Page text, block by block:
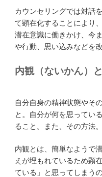
カウンセリングでは対話
て顕在化することにより、
潜在意識に働きかけ、今
や行動、思い込みなどを
内観（ないかん）
自分自身の精神状態やそ
と。自分が何を思ってい
ること。また、その方法
内観とは、簡単なようで
えが埋もれているため顕
ている」と思ってしまう